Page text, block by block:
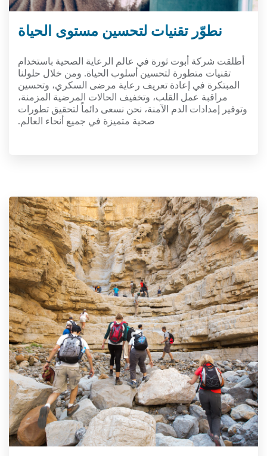
نطوّر تقنيات لتحسين مستوى الحياة
أطلقت شركة أبوت ثورة في عالم الرعاية الصحية باستخدام
تقنيات متطورة لتحسين أسلوب الحياة. ومن خلال حلولنا
المبتكرة في إعادة تعريف رعاية مرضى السكري، وتحسين
مراقبة عمل القلب، وتخفيف الحالات المرضية المزمنة،
وتوفير إمدادات الدم الآمنة، نحن نسعى دائماً لتحقيق تطورات
صحية متميزة في جميع أنحاء العالم.